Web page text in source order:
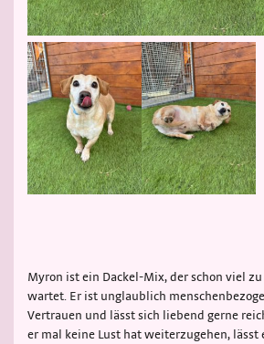
Myron ist ein Dackel-Mix, der schon viel
wartet. Er ist unglaublich
Vertrauen und lässt sich liebend gerne
er mal keine Lust hat weiterzugehen, lässt